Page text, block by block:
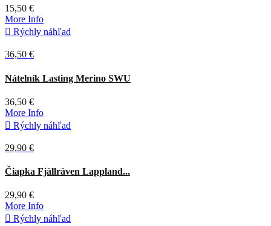
15,50 €
More Info
 Rýchly náhľad
36,50 €
Zelená
Nátelník Lasting Merino SWU
36,50 €
More Info
 Rýchly náhľad
29,90 €
Tmavá
olivová
Čiapka Fjällräven Lappland...
29,90 €
More Info
 Rýchly náhľad